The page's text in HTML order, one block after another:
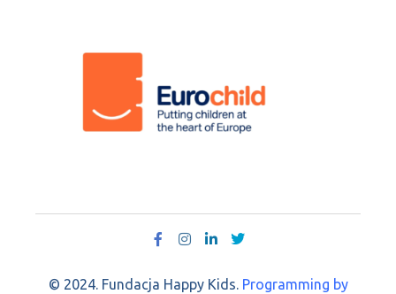
© 2024. Fundacja Happy Kids. Programming by